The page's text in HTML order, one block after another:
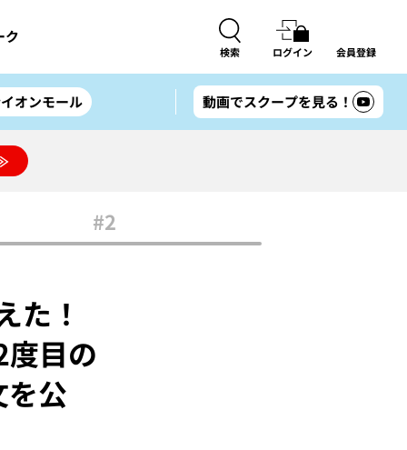
ク
検索 ログイン 会員登録
オンモール 動画でスクープを見る！
#2
た！
度目の
を公